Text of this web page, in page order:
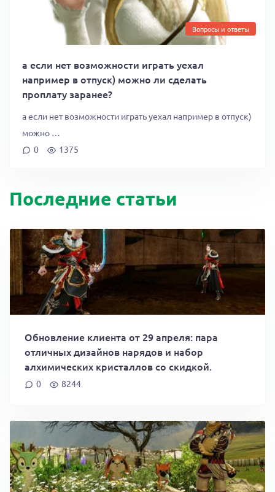
Вопросы и ответы
а если нет возможности играть уехал
например в отпуск) можно ли сделать
проплату заранее?
а если нет возможности играть уехал например в отпуск)
можно …
0
1375
Последние статьи
Обновление клиента от 29 апреля: пара
отличных дизайнов нарядов и набор
алхимических кристаллов со скидкой.
0 8244